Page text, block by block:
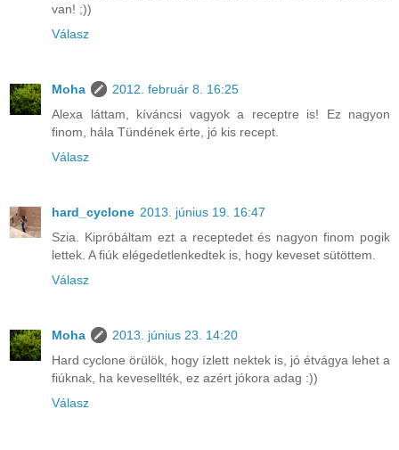
van! ;))
Válasz
Moha
2012. február 8. 16:25
Alexa láttam, kíváncsi vagyok a receptre is! Ez nagyon
finom, hála Tündének érte, jó kis recept.
Válasz
hard_cyclone 2013. június 19. 16:47
Szia. Kipróbáltam ezt a receptedet és nagyon finom pogik
lettek. A fiúk elégedetlenkedtek is, hogy keveset sütöttem.
Válasz
Moha
2013. június 23. 14:20
Hard cyclone örülök, hogy ízlett nektek is, jó étvágya lehet a
fiúknak, ha kevesellték, ez azért jókora adag :))
Válasz